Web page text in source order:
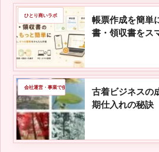
ひとり商いラボ
帳票作成を簡単
書・領収書をス
会社運営・事業で使える情報
古着ビジネスの
期仕入れの秘訣